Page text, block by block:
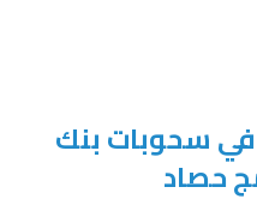
في سحوبات بنك
حصاد